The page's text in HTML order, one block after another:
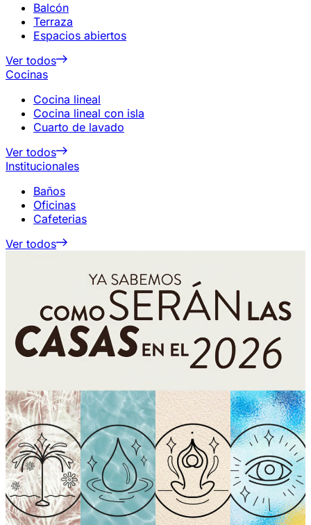
Balcón
Terraza
Espacios abiertos
Ver todos
Cocinas
Cocina lineal
Cocina lineal con isla
Cuarto de lavado
Ver todos
Institucionales
Baños
Oficinas
Cafeterias
Ver todos